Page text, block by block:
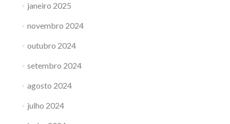
janeiro 2025
novembro 2024
outubro 2024
setembro 2024
agosto 2024
julho 2024